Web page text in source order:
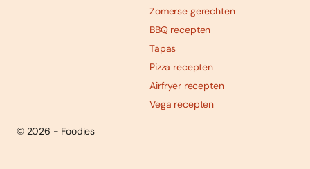
Zomerse gerechten
BBQ recepten
Tapas
Pizza recepten
Airfryer recepten
Vega recepten
© 2026 - Foodies